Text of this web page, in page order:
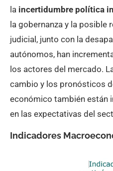
la incertidumbre política
la gobernanza y la posible
judicial, junto con la
autónomos, han
los actores del mercado.
cambio y los pronósticos
económico también están
en las expectativas del
Indicadores